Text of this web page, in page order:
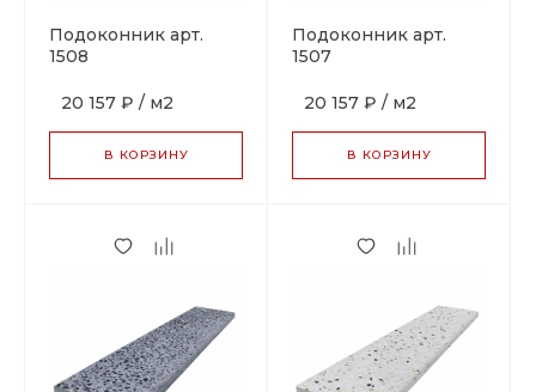
Подоконник арт.
1508
20 157 ₽ / м2
В КОРЗИНУ
Подоконник арт.
1507
20 157 ₽ / м2
В КОРЗИНУ